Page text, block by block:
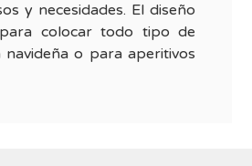
y necesidades. El diseño
colocar todo tipo de
o para aperitivos